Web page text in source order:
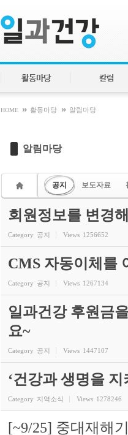
활동마당 칼럼
HOME » 활동마당 » 알림마당
알림마당
공지 보도자료
회원정보를 변경
Category 공지 Views 1256652
CMS 자동이체를
Category 공지 Views 1267134
일과건강 후원금
요~
Category 공지 Views 1447107
‘건강과 생명을
Category 지역소식 Views 1278246
[~9/25] 중대재해